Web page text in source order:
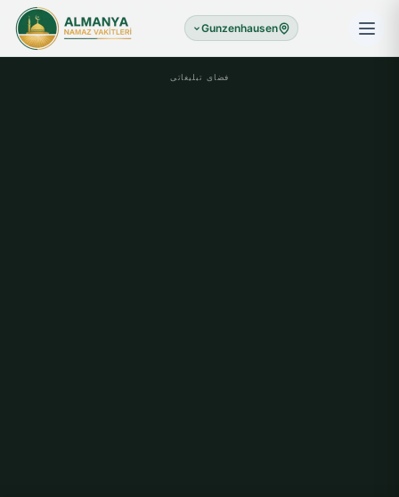
Gunzenhausen
فضای تبلیغاتی